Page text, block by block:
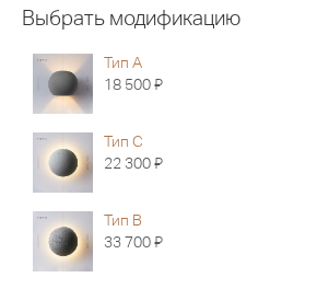
Выбрать модификацию
Тип A
18 500Я
Тип C
22 300Я
Тип B
33 700Я